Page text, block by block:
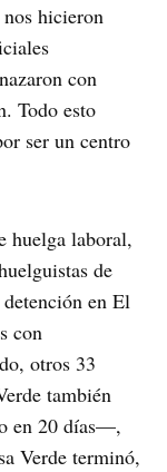
hicieron
con
Todo esto
ser un centro
huelga laboral,
de
en El
con
otros 33
también
en 20 días—,
Verde terminó,